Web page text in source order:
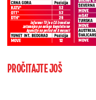
PROČITAJTE JOŠ